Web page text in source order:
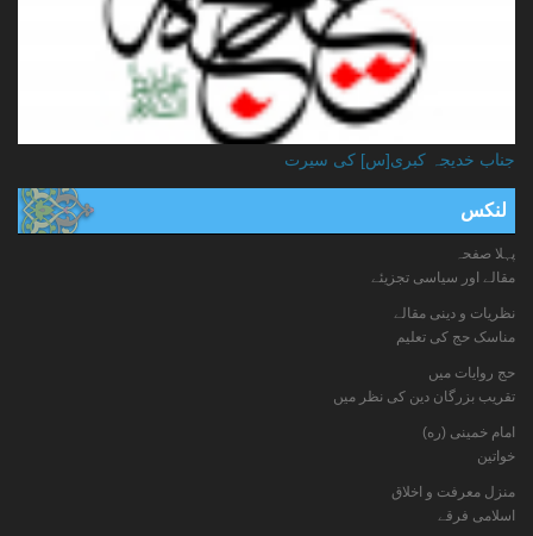
جناب خدیجہ کبری[س] کی سیرت
لنکس
پہلا صفحہ
مقالے اور سیاسی تجزیئے
نظریات و دینی مقالے
مناسک حج کی تعلیم
حج روایات میں
تقریب بزرگان دین کی نظر میں
امام خمینی (ره)
خواتين
منزل معرفت و اخلاق
اسلامی فرقے